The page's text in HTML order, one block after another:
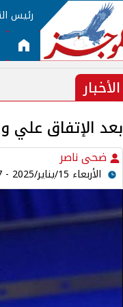
رئيس
الأخبار
بعد الإتفاق علي
ضحى ناصر
الأربعاء 15/يناير/2025 - 10:27 م